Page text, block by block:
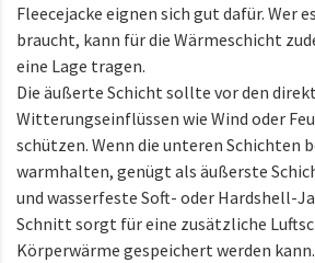
Fleecejacke eignen sich gut dafür. Wer
braucht, kann für die Wärmeschicht
eine Lage tragen.
Die äußerte Schicht sollte vor den
Witterungseinflüssen wie Wind oder
schützen. Wenn die unteren Schichten
warmhalten, genügt als äußerste
und wasserfeste Soft- oder Hardshell-
Schnitt sorgt für eine zusätzliche
Körperwärme gespeichert werden